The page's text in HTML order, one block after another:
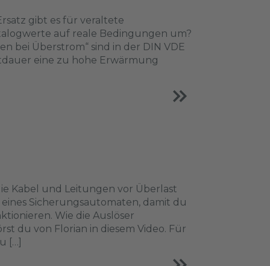
gibt es für veraltete
auf reale Bedingungen um?
bei Überstrom“ sind in der DIN VDE
eine zu hohe Erwärmung
Kabel und Leitungen vor Überlast
Sicherungsautomaten, damit du
Wie die Auslöser
du von Florian in diesem Video. Für
[…]